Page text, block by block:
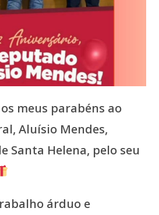
meus parabéns ao
Aluísio Mendes,
Santa Helena, pelo seu
árduo e